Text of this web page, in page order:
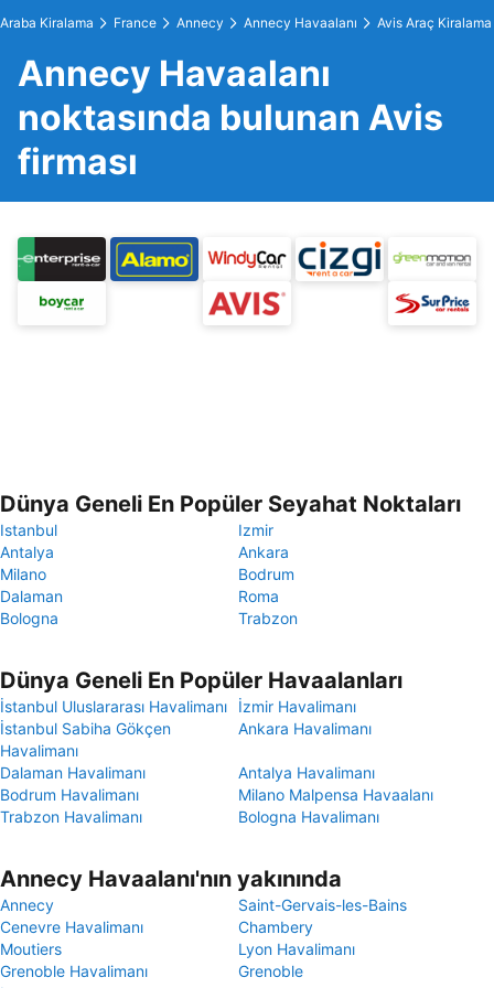
Araba Kiralama France Annecy Annecy Havaalanı Avis Araç Kiralama
Annecy Havaalanı
noktasında bulunan Avis
firması
Dünya Geneli En Popüler Seyahat Noktaları
Istanbul
Izmir
Antalya
Ankara
Milano
Bodrum
Dalaman
Roma
Bologna
Trabzon
Dünya Geneli En Popüler Havaalanları
İstanbul Uluslararası Havalimanı
İzmir Havalimanı
İstanbul Sabiha Gökçen
Havalimanı
Ankara Havalimanı
Dalaman Havalimanı
Antalya Havalimanı
Bodrum Havalimanı
Milano Malpensa Havaalanı
Trabzon Havalimanı
Bologna Havalimanı
Annecy Havaalanı'nın yakınında
Annecy
Saint-Gervais-les-Bains
Cenevre Havalimanı
Chambery
Moutiers
Lyon Havalimanı
Grenoble Havalimanı
Grenoble